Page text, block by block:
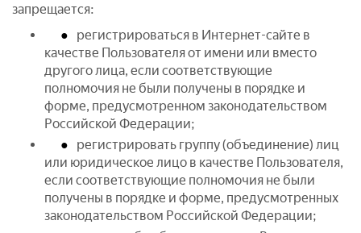
запрещается:
регистрироваться в Интернет-сайте в
качестве Пользователя от имени или вместо
другого лица, если соответствующие
полномочия не были получены в порядке и
форме, предусмотренном законодательством
Российской Федерации;
регистрировать группу (объединение) лиц
или юридическое лицо в качестве Пользователя,
если соответствующие полномочия не были
получены в порядке и форме, предусмотренных
законодательством Российской Федерации;